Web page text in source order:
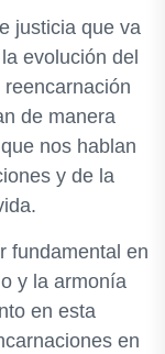
justicia que va
evolución del
de manera
nos hablan
y de la
fundamental en
y la armonía
en esta
en